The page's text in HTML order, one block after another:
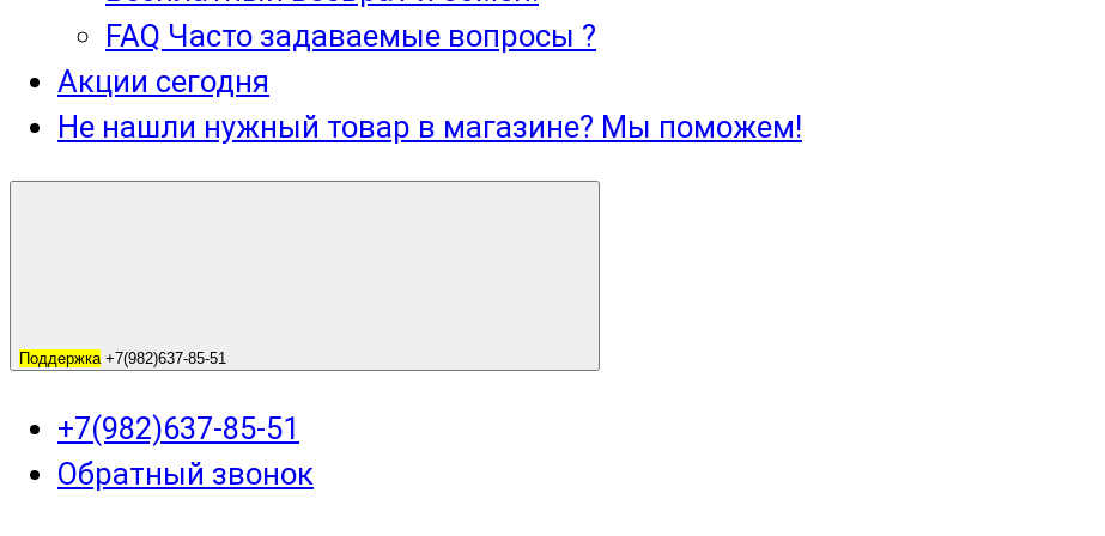
FAQ Часто задаваемые вопросы ?
Акции сегодня
Не нашли нужный товар в магазине? Мы поможем!
Поддержка +7(982)637-85-51
+7(982)637-85-51
Обратный звонок